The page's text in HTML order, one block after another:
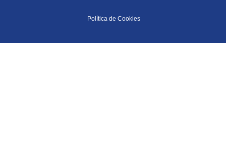
Política de Cookies